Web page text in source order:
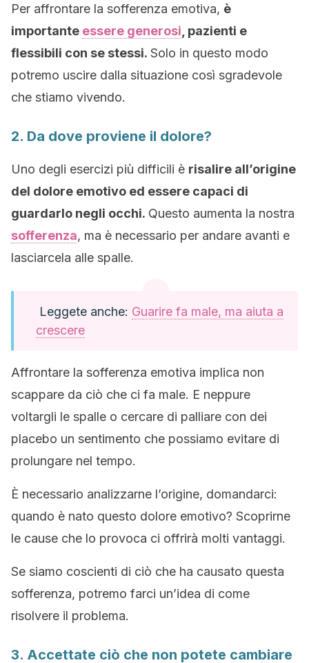
Per affrontare la sofferenza emotiva, è
importante essere generosi , pazienti e
flessibili con se stessi. Solo in questo modo
potremo uscire dalla situazione così sgradevole
che stiamo vivendo.
2. Da dove proviene il dolore?
Uno degli esercizi più difficili è risalire all’origine
del dolore emotivo ed essere capaci di
guardarlo negli occhi. Questo aumenta la nostra
sofferenza, ma è necessario per andare avanti e
lasciarcela alle spalle.
Leggete anche: Guarire fa male, ma aiuta a
crescere
Affrontare la sofferenza emotiva implica non
scappare da ciò che ci fa male. E neppure
voltargli le spalle o cercare di palliare con dei
placebo un sentimento che possiamo evitare di
prolungare nel tempo.
È necessario analizzarne l’origine, domandarci:
quando è nato questo dolore emotivo? Scoprirne
le cause che lo provoca ci offrirà molti vantaggi.
Se siamo coscienti di ciò che ha causato questa
sofferenza, potremo farci un’idea di come
risolvere il problema.
3. Accettate ciò che non potete cambiare